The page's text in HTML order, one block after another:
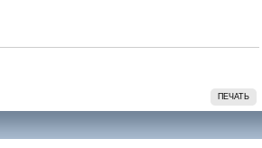
ПЕЧАТЬ